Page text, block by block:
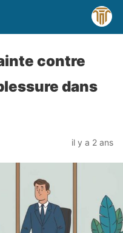
contre
dans
il y a 2 ans